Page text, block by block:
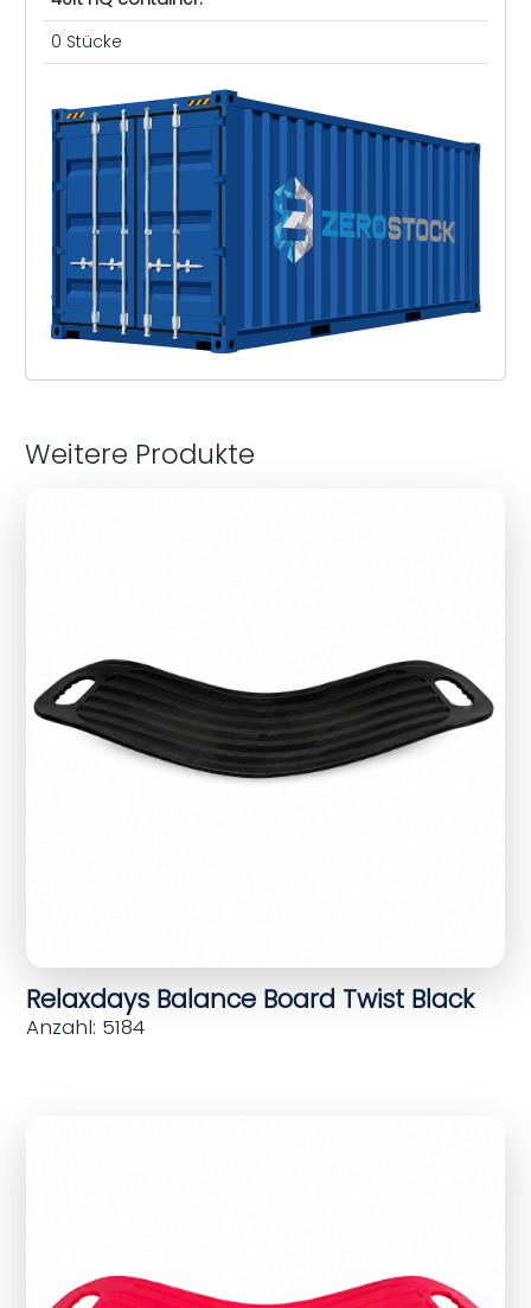
0 Stücke
Weitere Produkte
Relaxdays Balance Board Twist Black
Anzahl: 5184